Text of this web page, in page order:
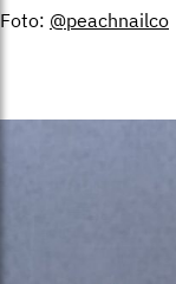
Foto: @peachnailco